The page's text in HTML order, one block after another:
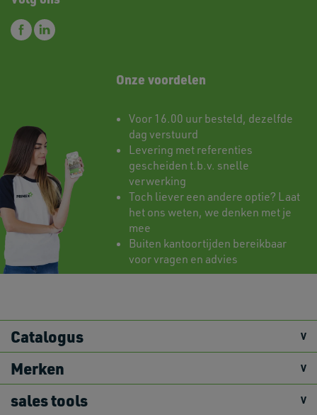
Onze voordelen
Voor 16.00 uur besteld, dezelfde
dag verstuurd
Levering met referenties
gescheiden t.b.v. snelle
verwerking
Toch liever een andere optie? Laat
het ons weten, we denken met je
mee
Buiten kantoortijden bereikbaar
voor vragen en advies
Catalogus
Merken
sales tools